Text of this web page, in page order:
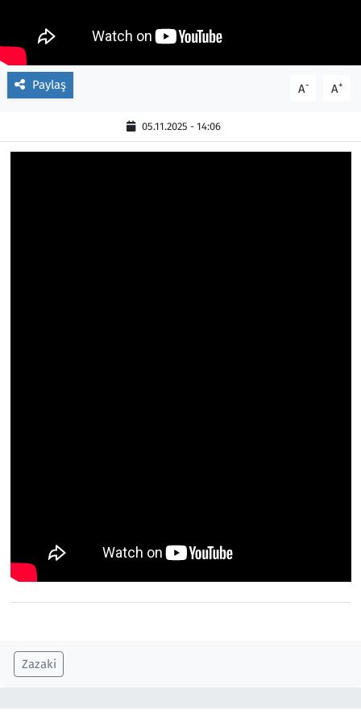
Paylaş A- A+
05.11.2025 - 14:06
Zazaki